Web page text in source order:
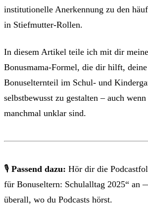
institutionelle Anerkennung zu den
in Stiefmutter-Rollen.
In diesem Artikel teile ich mit dir
Bonusmama-Formel, die dir hilft,
Bonuselternteil im Schul- und
selbstbewusst zu gestalten – auch
manchmal unklar sind.
🎙 Passend dazu: Hör dir die
für Bonuseltern: Schulalltag 2025“ an
überall, wo du Podcasts hörst.